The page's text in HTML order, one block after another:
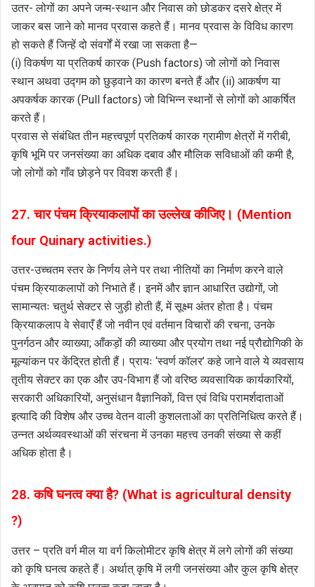
उतर- लोगों का अपने जन्म-स्थान और निवास को छोडकर दसरे क्षेत्र में
जाकर बस जाने को मानव प्रवास कहते हैं। मानव प्रवास के विविध कारण
हो सकते हैं जिन्हें दो संवर्गों में रखा जा सकता है—
(i) विकर्षण या प्रतिकर्ष कारक (Push factors) जो लोगों को निवास
स्थान अथवा उद्गम को छुड़वाने का कारण बनते हैं और (ii) आकर्षण या
अपकर्षक कारक (Pull factors) जो विभिन्न स्थानों से लोगों को आकर्षित
करते हैं।
प्रवास से संबंधित तीन महत्त्वपूर्ण प्रतिकर्ष कारक ग्रामीण क्षेत्रों में गरीबी,
कृषि भूमि पर जनसंख्या का अधिक दबाव और मौलिक सविधाओं की कमी है,
जो लोगों को गाँव छोड़ने पर विवश करती हैं।
27. चार पंचम क्रियाकलापों का उल्लेख कीजिए। (Mention
four Quinary activities.)
उत्तर-उच्चतम स्तर के निर्णय लेने पर तथा नीतियों का निर्माण करने वाले
पंचम क्रियाकलापों को निभाते हैं। इनमें और ज्ञान आधारित उद्योगों, जो
सामान्यतः चतुर्थ सेक्टर से जुड़ी होती हैं, में सूक्ष्म अंतर होता है। पंचम
क्रियाकलाप वे सेवाएँ हैं जो नवीन एवं वर्तमान विचारों की रचना, उनके
पुनर्गठन और व्याख्या; आँकड़ों की व्याख्या और प्रयोग तथा नई प्रौद्योगिकी के
मूल्यांकन पर केंद्रित होती हैं। प्रायः ‘स्वर्ण कॉलर’ कहे जाने वाले ये व्यवसाय
तृतीय सेक्टर का एक और उप-विभाग हैं जो वरिष्ठ व्यवसायिक कार्यकारियों,
सरकारी अधिकारियों, अनुसंधान वैज्ञानिकों, वित्त एवं विधि परामर्शदाताओं
इत्यादि की विशेष और उच्च वेतन वाली कुशलताओं का प्रतिनिधित्व करते हैं।
उन्नत अर्थव्यवस्थाओं की संरचना में उनका महत्त्व उनकी संख्या से कहीं
अधिक होता है।
28. कषि घनत्व क्या है? (What is agricultural density
?)
उत्तर – प्रति वर्ग मील या वर्ग किलोमीटर कृषि क्षेत्र में लगे लोगों की संख्या
को कृषि घनत्व कहते हैं। अर्थात् कृषि में लगी जनसंख्या और कुल कृषि क्षेत्र